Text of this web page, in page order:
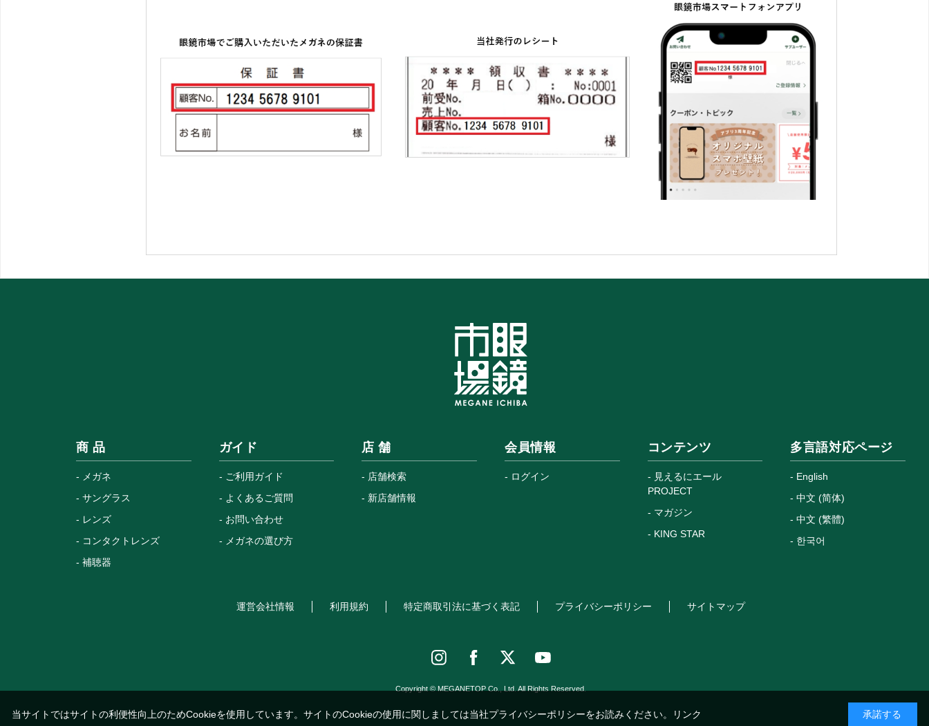
商 品
メガネ
サングラス
レンズ
コンタクトレンズ
補聴器
ガイド
ご利用ガイド
よくあるご質問
お問い合わせ
メガネの選び方
店 舗
店舗検索
新店舗情報
会員情報
ログイン
コンテンツ
見えるにエール
PROJECT
マガジン
KING STAR
多言語対応ページ
English
中文 (简体)
中文 (繁體)
한국어
運営会社情報 利用規約 特定商取引法に基づく表記 プライバシーポリシー サイトマップ
Copyright © MEGANETOP Co., Ltd. All Rights Reserved.
当サイトではサイトの利便性向上のためCookieを使用しています。サイトのCookieの使用に関しましては当社プライバシーポリシーをお読みください。 リンク 承諾する